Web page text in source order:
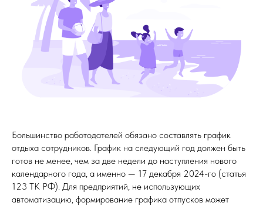
Большинство работодателей обязано составлять график
отдыха сотрудников. График на следующий год должен быть
готов не менее, чем за две недели до наступления нового
календарного года, а именно — 17 декабря 2024-го (статья
123 ТК РФ). Для предприятий, не использующих
автоматизацию, формирование графика отпусков может